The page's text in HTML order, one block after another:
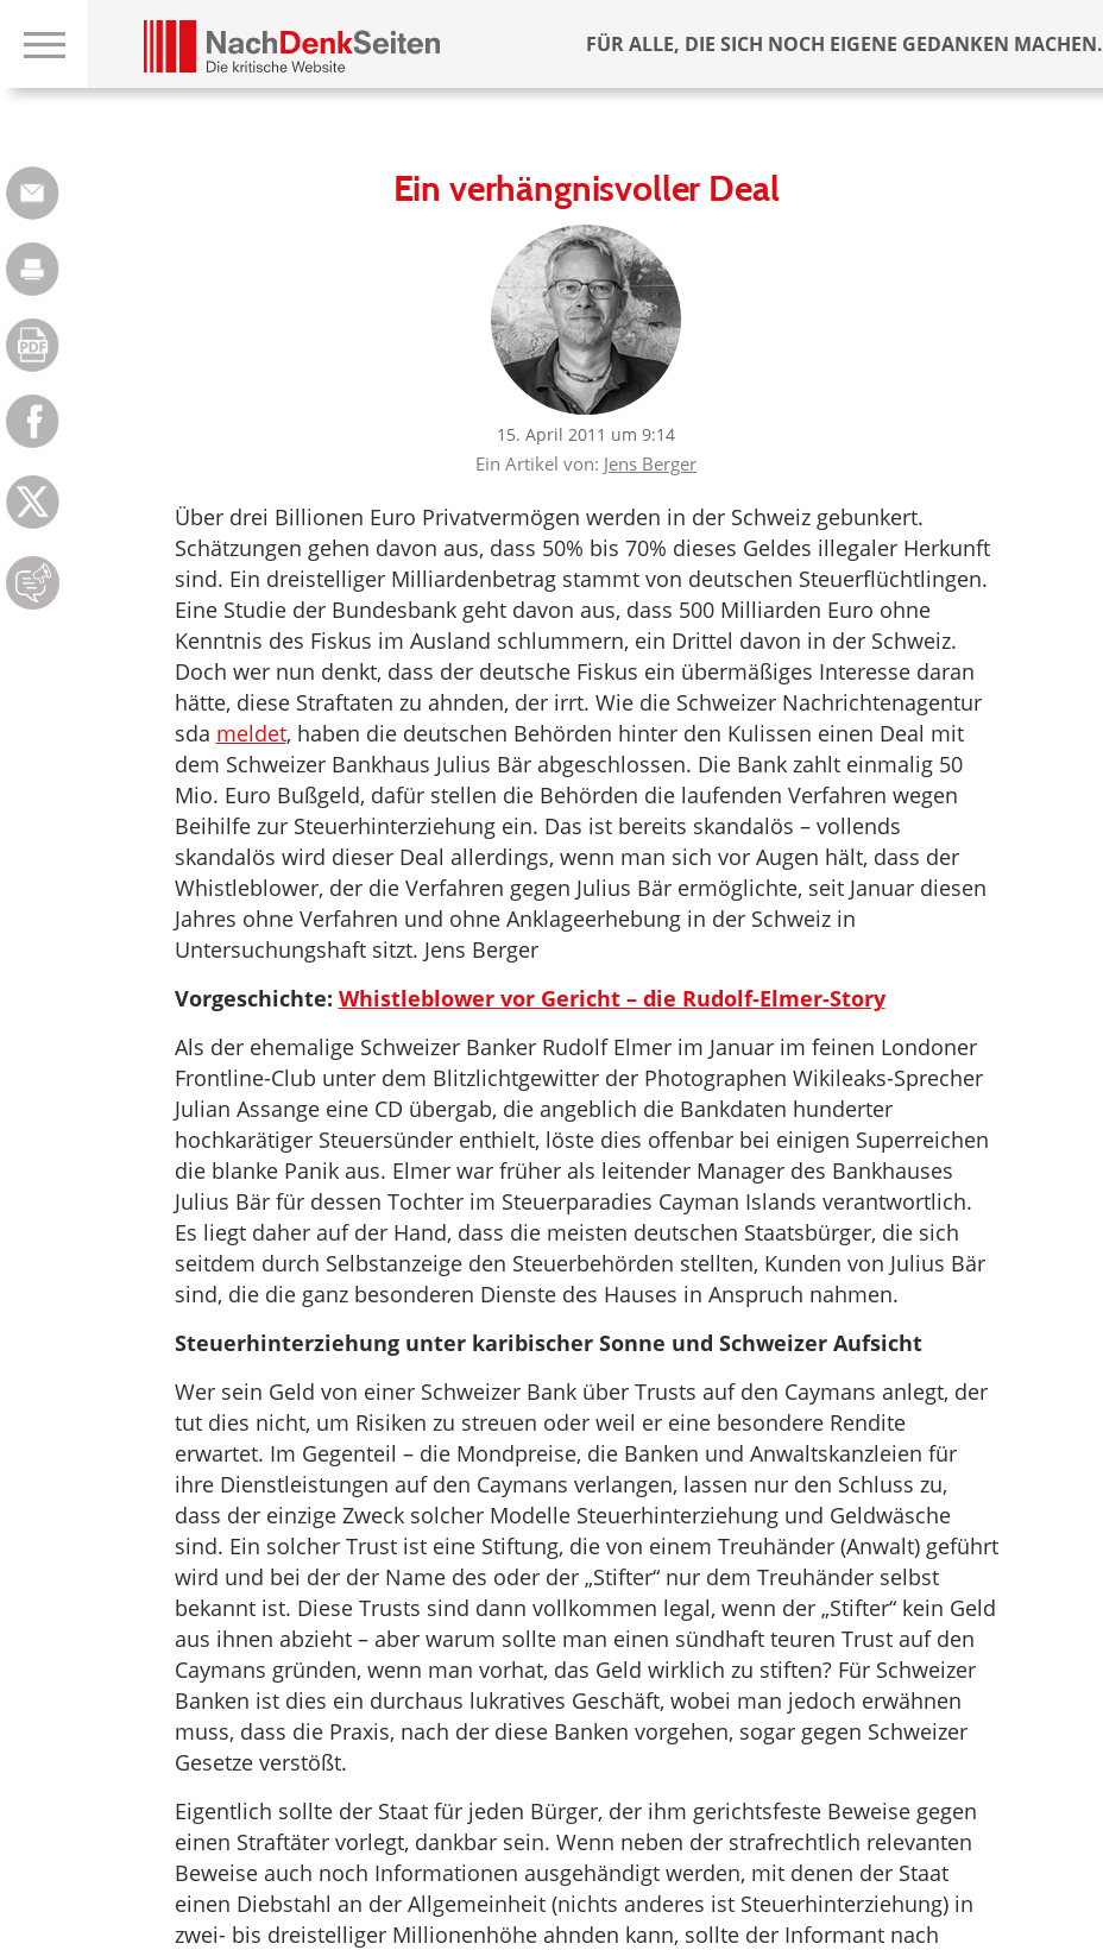
FÜR ALLE, DIE SICH NOCH EIGENE GEDANKEN MACHEN.
Ein verhängnisvoller Deal
15. April 2011 um 9:14
Ein Artikel von: Jens Berger
Über drei Billionen Euro Privatvermögen werden in der Schweiz gebunkert.
Schätzungen gehen davon aus, dass 50% bis 70% dieses Geldes illegaler Herkunft
sind. Ein dreistelliger Milliardenbetrag stammt von deutschen Steuerflüchtlingen.
Eine Studie der Bundesbank geht davon aus, dass 500 Milliarden Euro ohne
Kenntnis des Fiskus im Ausland schlummern, ein Drittel davon in der Schweiz.
Doch wer nun denkt, dass der deutsche Fiskus ein übermäßiges Interesse daran
hätte, diese Straftaten zu ahnden, der irrt. Wie die Schweizer Nachrichtenagentur
sda meldet, haben die deutschen Behörden hinter den Kulissen einen Deal mit
dem Schweizer Bankhaus Julius Bär abgeschlossen. Die Bank zahlt einmalig 50
Mio. Euro Bußgeld, dafür stellen die Behörden die laufenden Verfahren wegen
Beihilfe zur Steuerhinterziehung ein. Das ist bereits skandalös – vollends
skandalös wird dieser Deal allerdings, wenn man sich vor Augen hält, dass der
Whistleblower, der die Verfahren gegen Julius Bär ermöglichte, seit Januar diesen
Jahres ohne Verfahren und ohne Anklageerhebung in der Schweiz in
Untersuchungshaft sitzt. Jens Berger
Vorgeschichte: Whistleblower vor Gericht – die Rudolf-Elmer-Story
Als der ehemalige Schweizer Banker Rudolf Elmer im Januar im feinen Londoner
Frontline-Club unter dem Blitzlichtgewitter der Photographen Wikileaks-Sprecher
Julian Assange eine CD übergab, die angeblich die Bankdaten hunderter
hochkarätiger Steuersünder enthielt, löste dies offenbar bei einigen Superreichen
die blanke Panik aus. Elmer war früher als leitender Manager des Bankhauses
Julius Bär für dessen Tochter im Steuerparadies Cayman Islands verantwortlich.
Es liegt daher auf der Hand, dass die meisten deutschen Staatsbürger, die sich
seitdem durch Selbstanzeige den Steuerbehörden stellten, Kunden von Julius Bär
sind, die die ganz besonderen Dienste des Hauses in Anspruch nahmen.
Steuerhinterziehung unter karibischer Sonne und Schweizer Aufsicht
Wer sein Geld von einer Schweizer Bank über Trusts auf den Caymans anlegt, der
tut dies nicht, um Risiken zu streuen oder weil er eine besondere Rendite
erwartet. Im Gegenteil – die Mondpreise, die Banken und Anwaltskanzleien für
ihre Dienstleistungen auf den Caymans verlangen, lassen nur den Schluss zu,
dass der einzige Zweck solcher Modelle Steuerhinterziehung und Geldwäsche
sind. Ein solcher Trust ist eine Stiftung, die von einem Treuhänder (Anwalt) geführt
wird und bei der der Name des oder der „Stifter“ nur dem Treuhänder selbst
bekannt ist. Diese Trusts sind dann vollkommen legal, wenn der „Stifter“ kein Geld
aus ihnen abzieht – aber warum sollte man einen sündhaft teuren Trust auf den
Caymans gründen, wenn man vorhat, das Geld wirklich zu stiften? Für Schweizer
Banken ist dies ein durchaus lukratives Geschäft, wobei man jedoch erwähnen
muss, dass die Praxis, nach der diese Banken vorgehen, sogar gegen Schweizer
Gesetze verstößt.
Eigentlich sollte der Staat für jeden Bürger, der ihm gerichtsfeste Beweise gegen
einen Straftäter vorlegt, dankbar sein. Wenn neben der strafrechtlich relevanten
Beweise auch noch Informationen ausgehändigt werden, mit denen der Staat
einen Diebstahl an der Allgemeinheit (nichts anderes ist Steuerhinterziehung) in
zwei- bis dreistelliger Millionenhöhe ahnden kann, sollte der Informant nach